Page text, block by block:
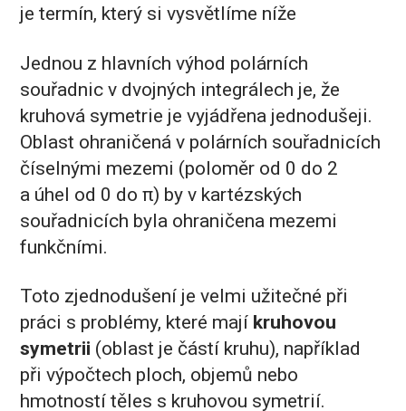
je termín, který si vysvětlíme níže
Jednou z hlavních výhod polárních
souřadnic v dvojných integrálech je, že
kruhová symetrie je vyjádřena jednodušeji.
Oblast ohraničená v polárních souřadnicích
číselnými mezemi (poloměr od 0 do 2
a úhel od 0 do π) by v kartézských
souřadnicích byla ohraničena mezemi
funkčními.
Toto zjednodušení je velmi užitečné při
práci s problémy, které mají kruhovou
symetrii (oblast je částí kruhu), například
při výpočtech ploch, objemů nebo
hmotností těles s kruhovou symetrií.